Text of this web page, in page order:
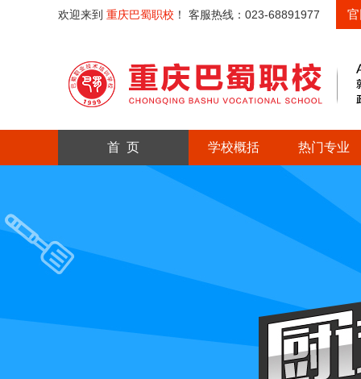
欢迎来到 重庆巴蜀职校 ！ 客服热线：023-68891977
首 页 学校概括 热门专业